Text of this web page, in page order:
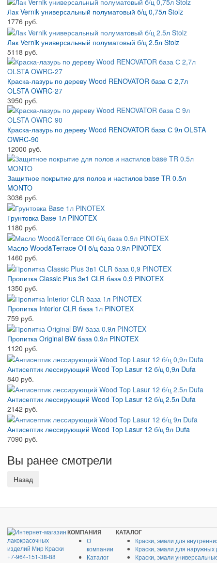
Лак Vernik универсальный полуматовый б/ц 0,75л Stolz
1776 руб.
Лак Vernik универсальный полуматовый б/ц 2.5л Stolz
5118 руб.
Краска-лазурь по дереву Wood RENOVATOR база С 2,7л
OLSTA OWRC-27
3950 руб.
Краска-лазурь по дереву Wood RENOVATOR база С 9л OLSTA
OWRC-90
12000 руб.
Защитное покрытие для полов и настилов base TR 0.5л
MONTO
3036 руб.
Грунтовка Base 1л PINOTEX
1180 руб.
Масло Wood&Terrace Oil б/ц база 0.9л PINOTEX
1460 руб.
Пропитка Classic Plus 3в1 CLR база 0,9 PINOTEX
1350 руб.
Пропитка Interior CLR база 1л PINOTEX
759 руб.
Пропитка Original BW база 0.9л PINOTEX
1120 руб.
Антисептик лессирующий Wood Top Lasur 12 б/ц 0,9л Dufa
840 руб.
Антисептик лессирующий Wood Top Lasur 12 б/ц 2.5л Dufa
2142 руб.
Антисептик лессирующий Wood Top Lasur 12 б/ц 9л Dufa
7090 руб.
Вы ранее смотрели
+7-964-151-38-88
КОМПАНИЯ
О
компании
Каталог
КАТАЛОГ
Краски, эмали для
Краски, эмали для наружных
Краски, эмали